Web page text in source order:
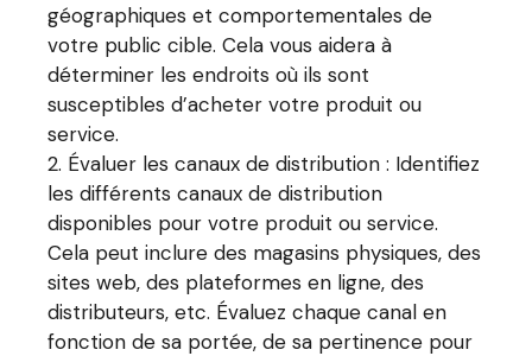
géographiques et comportementales de
votre public cible. Cela vous aidera à
déterminer les endroits où ils sont
susceptibles d’acheter votre produit ou
service.
Évaluer les canaux de distribution : Identifiez
les différents canaux de distribution
disponibles pour votre produit ou service.
Cela peut inclure des magasins physiques, des
sites web, des plateformes en ligne, des
distributeurs, etc. Évaluez chaque canal en
fonction de sa portée, de sa pertinence pour